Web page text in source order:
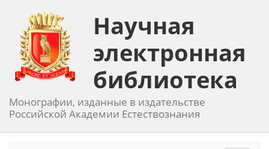
Научная
электронная
библиотека
Монографии, изданные в издательстве
Российской Академии Естествознания